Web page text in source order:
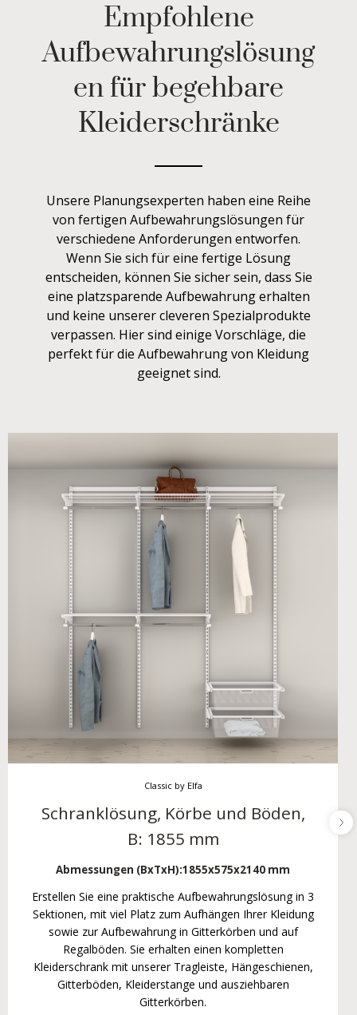
Empfohlene
Aufbewahrungslösung
en für begehbare
Kleiderschränke
Unsere Planungsexperten haben eine Reihe
von fertigen Aufbewahrungslösungen für
verschiedene Anforderungen entworfen.
Wenn Sie sich für eine fertige Lösung
entscheiden, können Sie sicher sein, dass Sie
eine platzsparende Aufbewahrung erhalten
und keine unserer cleveren Spezialprodukte
verpassen. Hier sind einige Vorschläge, die
perfekt für die Aufbewahrung von Kleidung
geeignet sind.
Classic by Elfa
Schranklösung, Körbe und Böden,
B: 1855 mm
Abmessungen (BxTxH):1855x575x2140 mm
Erstellen Sie eine praktische Aufbewahrungslösung in 3
Sektionen, mit viel Platz zum Aufhängen Ihrer Kleidung
sowie zur Aufbewahrung in Gitterkörben und auf
Regalböden. Sie erhalten einen kompletten
Kleiderschrank mit unserer Tragleiste, Hängeschienen,
Gitterböden, Kleiderstange und ausziehbaren
Gitterkörben.